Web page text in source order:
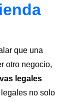
que una
otro negocio,
legales
no solo